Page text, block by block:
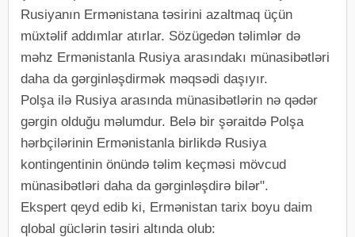
Rusiyanın Ermənistana təsirini azaltmaq üçün
müxtəlif addımlar atırlar. Sözügedən təlimlər də
məhz Ermənistanla Rusiya arasındakı münasibətləri
daha da gərginləşdirmək məqsədi daşıyır.
Polşa ilə Rusiya arasında münasibətlərin nə qədər
gərgin olduğu məlumdur. Belə bir şəraitdə Polşa
hərbçilərinin Ermənistanla birlikdə Rusiya
kontingentinin önündə təlim keçməsi mövcud
münasibətləri daha da gərginləşdirə bilər".
Ekspert qeyd edib ki, Ermənistan tarix boyu daim
qlobal güclərin təsiri altında olub: